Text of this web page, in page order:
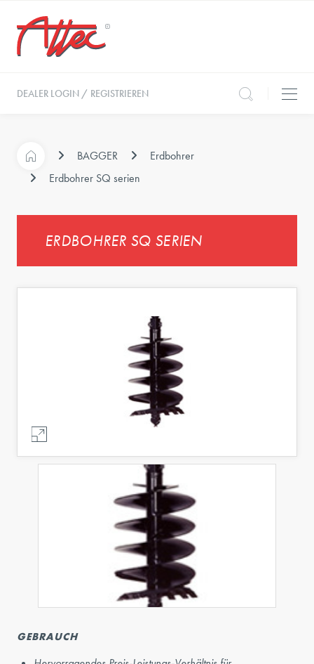
DEALER LOGIN / REGISTRIEREN
BAGGER
Erdbohrer
Erdbohrer SQ serien
ERDBOHRER SQ SERIEN
GEBRAUCH